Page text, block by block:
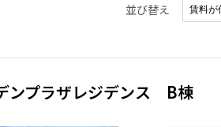
ら探す
当社限定(港区・渋谷区)
並び替え
ンプラザレジデンス B棟